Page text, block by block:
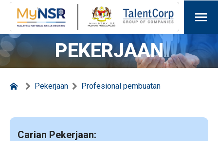
PEKERJAAN
Pekerjaan Profesional pembuatan
Carian Pekerjaan: